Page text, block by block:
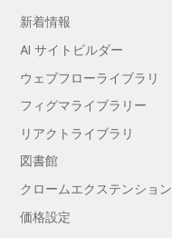
新着情報
AI サイトビルダー
ウェブフローライブラリ
フィグマライブラリー
リアクトライブラリ
図書館
クロームエクステンション
価格設定